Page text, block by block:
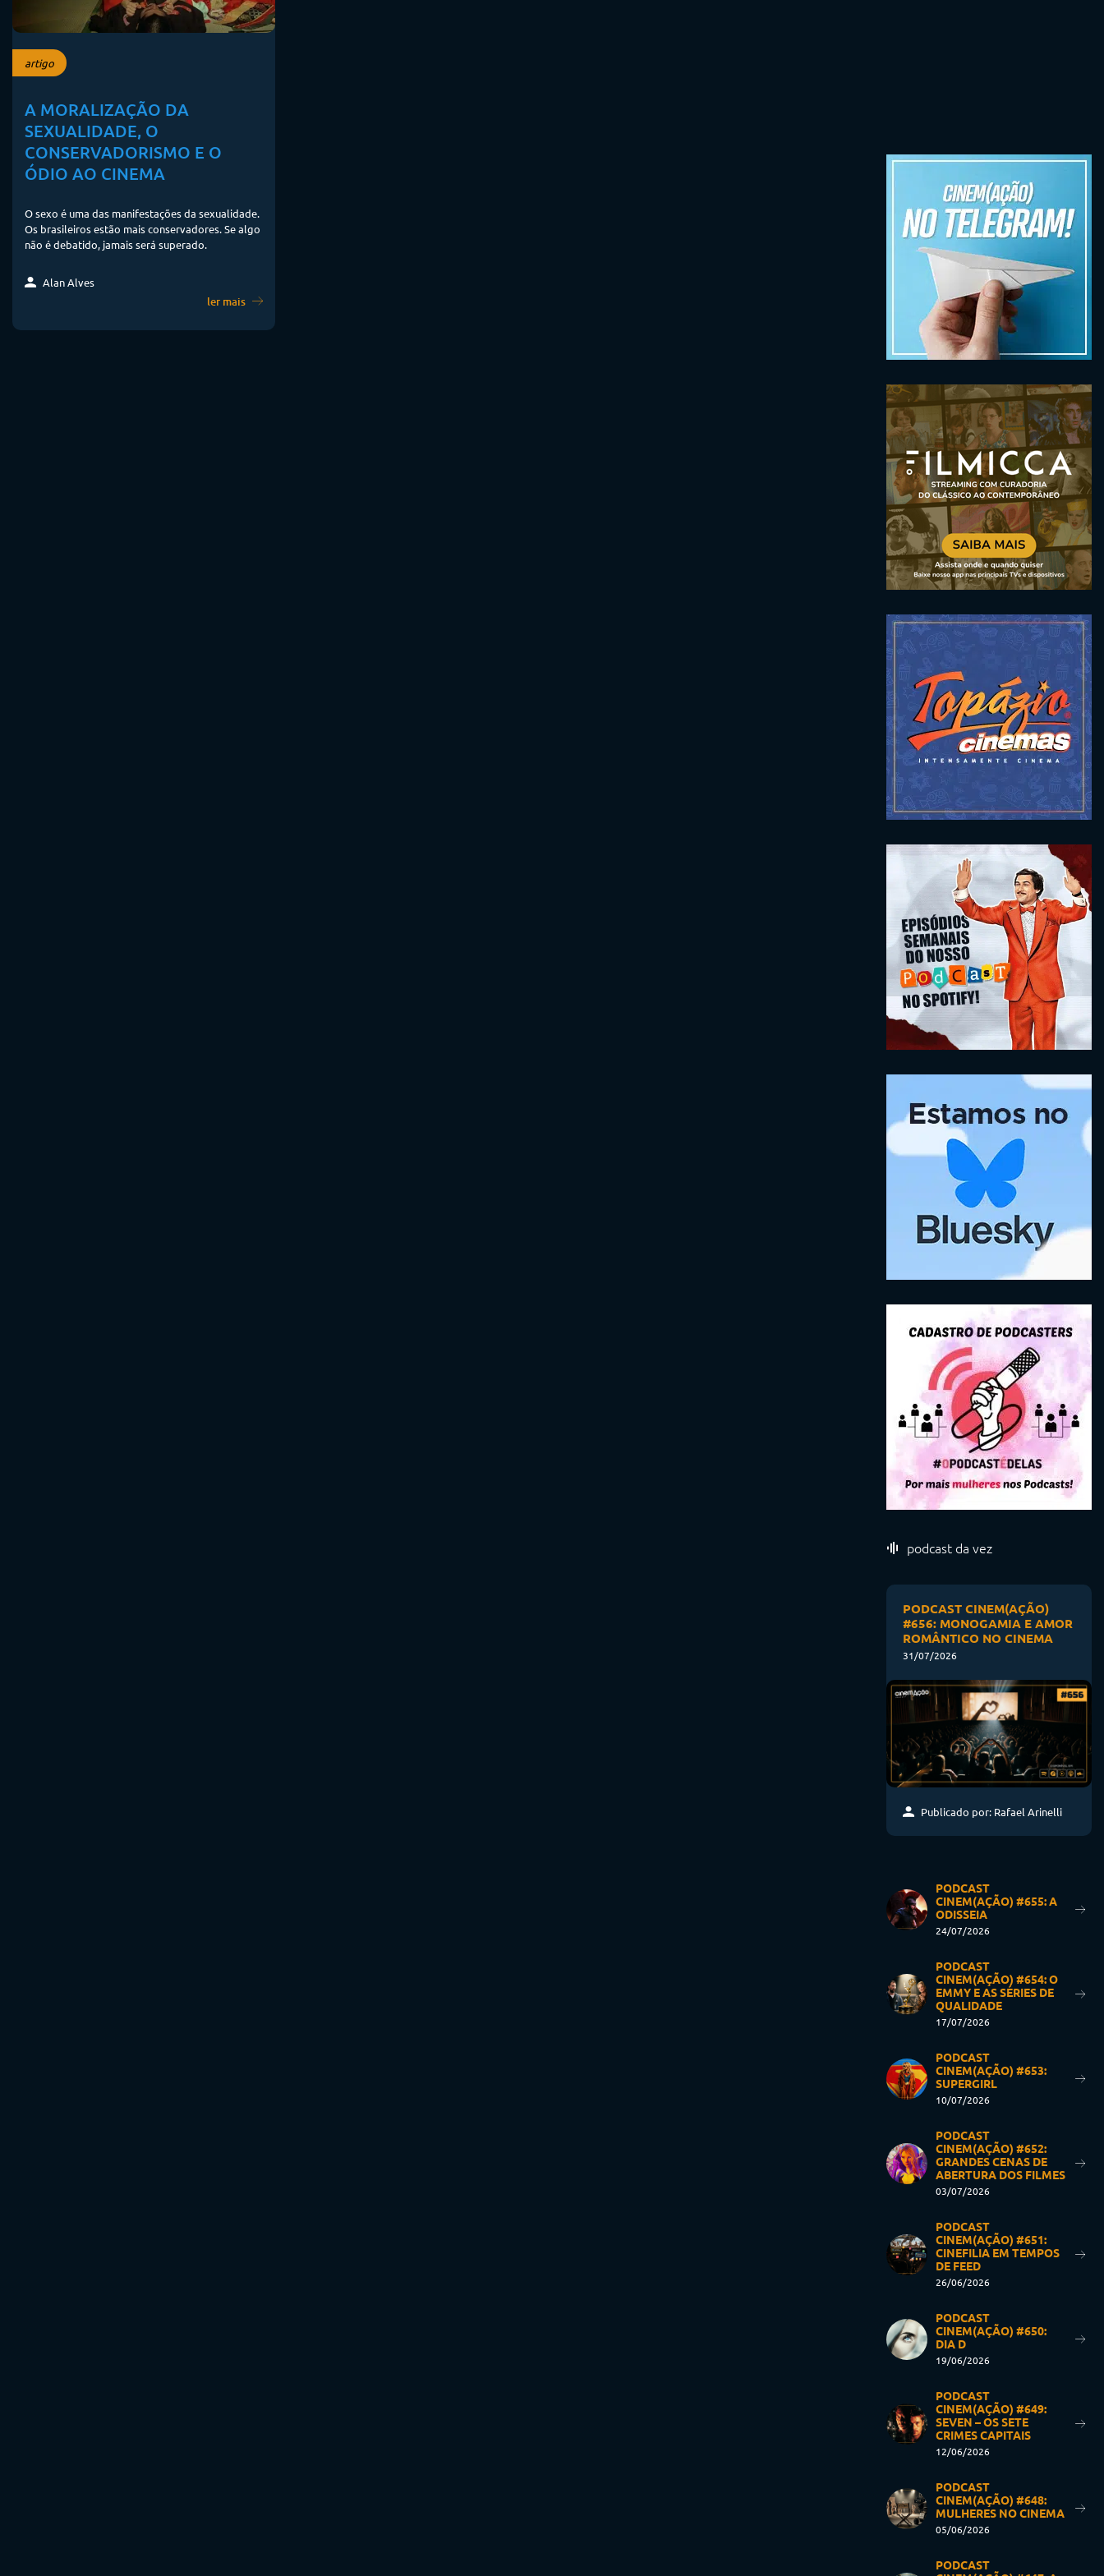
artigo
A MORALIZAÇÃO DA
SEXUALIDADE, O
CONSERVADORISMO E O
ÓDIO AO CINEMA
O sexo é uma das manifestações da sexualidade.
Os brasileiros estão mais conservadores. Se algo
não é debatido, jamais será superado.
Alan Alves
ler mais
podcast da vez
PODCAST CINEM(AÇÃO)
#656: MONOGAMIA E AMOR
ROMÂNTICO NO CINEMA
31/07/2026
Publicado por: Rafael Arinelli
PODCAST
CINEM(AÇÃO) #655: A
ODISSEIA
24/07/2026
PODCAST
CINEM(AÇÃO) #654: O
EMMY E AS SÉRIES DE
QUALIDADE
17/07/2026
PODCAST
CINEM(AÇÃO) #653:
SUPERGIRL
10/07/2026
PODCAST
CINEM(AÇÃO) #652:
GRANDES CENAS DE
ABERTURA DOS FILMES
03/07/2026
PODCAST
CINEM(AÇÃO) #651:
CINEFILIA EM TEMPOS
DE FEED
26/06/2026
PODCAST
CINEM(AÇÃO) #650:
DIA D
19/06/2026
PODCAST
CINEM(AÇÃO) #649:
SEVEN – OS SETE
CRIMES CAPITAIS
12/06/2026
PODCAST
CINEM(AÇÃO) #648:
MULHERES NO CINEMA
05/06/2026
PODCAST